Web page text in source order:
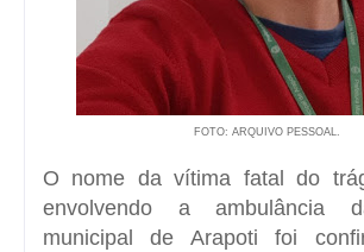
FOTO: ARQUIVO PESSOAL.
O nome da vítima fatal do
envolvendo a ambulância
municipal de Arapoti foi